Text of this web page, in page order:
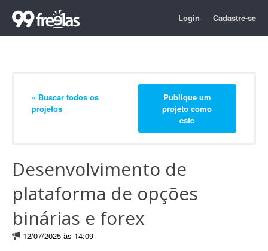
Login Cadastre-se
« Buscar todos os
projetos
Publique um
projeto como
este
Desenvolvimento de
plataforma de opções
binárias e forex
12/07/2025 às 14:09